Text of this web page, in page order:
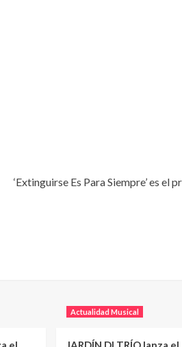
‘Extinguirse Es Para Siempre’ es el
Actualidad Musical